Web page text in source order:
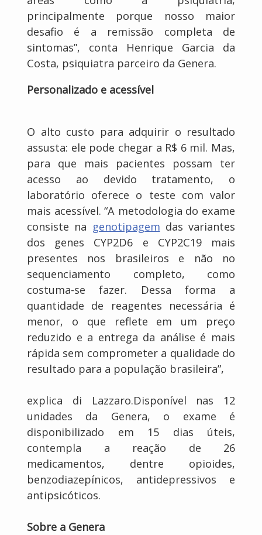
principalmente porque nosso maior
desafio é a remissão completa de
sintomas”, conta Henrique Garcia da
Costa, psiquiatra parceiro da Genera.
Personalizado e acessível
O alto custo para adquirir o resultado
assusta: ele pode chegar a R$ 6 mil. Mas,
para que mais pacientes possam ter
acesso ao devido tratamento, o
laboratório oferece o teste com valor
mais acessível. “A metodologia do exame
consiste na genotipagem das variantes
dos genes CYP2D6 e CYP2C19 mais
presentes nos brasileiros e não no
sequenciamento completo, como
costuma-se fazer. Dessa forma a
quantidade de reagentes necessária é
menor, o que reflete em um preço
reduzido e a entrega da análise é mais
rápida sem comprometer a qualidade do
resultado para a população brasileira”,
explica di Lazzaro.Disponível nas 12
unidades da Genera, o exame é
disponibilizado em 15 dias úteis,
contempla a reação de 26
medicamentos, dentre opioides,
benzodiazepínicos, antidepressivos e
antipsicóticos.
Sobre a Genera